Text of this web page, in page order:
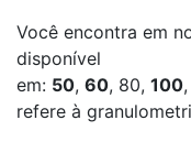
Você encontra em
disponível
em: 50, 60, 80, 100,
refere à